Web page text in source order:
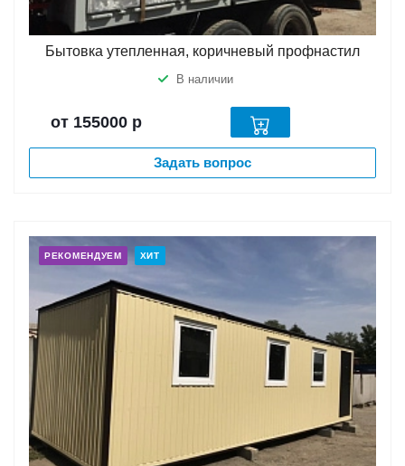
Бытовка утепленная, коричневый профнастил
В наличии
от 155000 р
Задать вопрос
РЕКОМЕНДУЕМ ХИТ